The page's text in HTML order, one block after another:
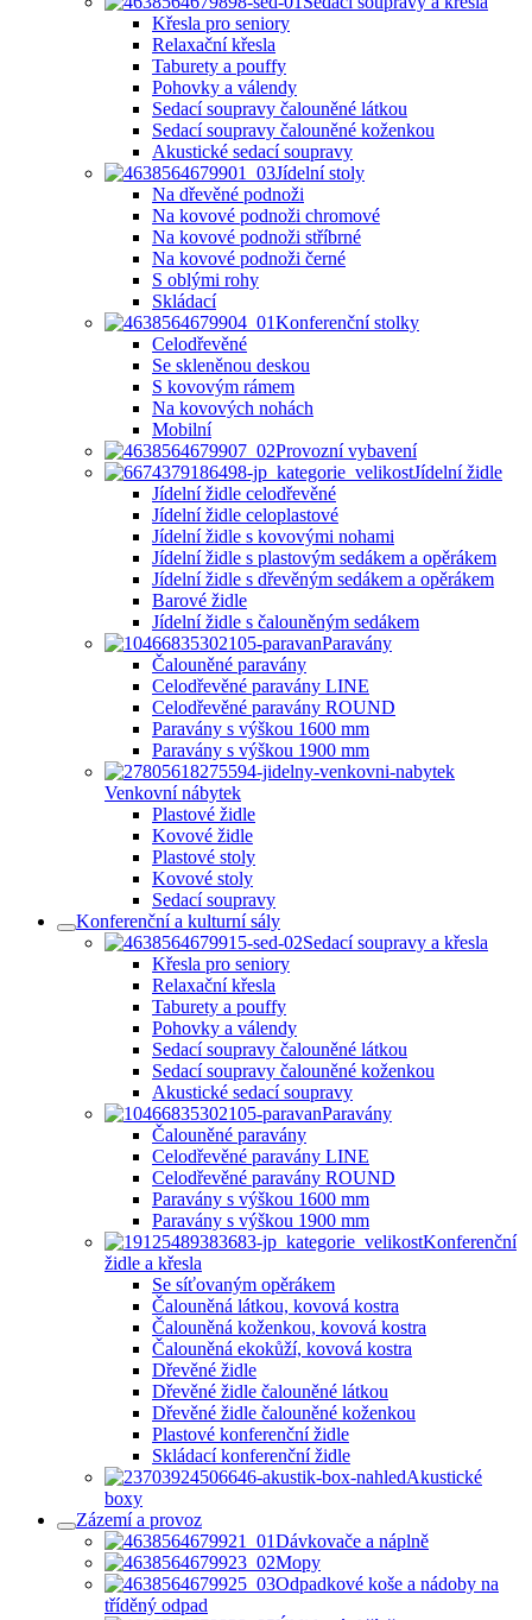
Křesla pro seniory
Relaxační křesla
Taburety a pouffy
Pohovky a válendy
Sedací soupravy čalouněné látkou
Sedací soupravy čalouněné koženkou
Akustické sedací soupravy
Jídelní stoly
Na dřevěné podnoži
Na kovové podnoži chromové
Na kovové podnoži stříbrné
Na kovové podnoži černé
S oblými rohy
Skládací
Konferenční stolky
Celodřevěné
Se skleněnou deskou
S kovovým rámem
Na kovových nohách
Mobilní
Provozní vybavení
Jídelní židle
Jídelní židle celodřevěné
Jídelní židle celoplastové
Jídelní židle s kovovými nohami
Jídelní židle s plastovým sedákem a opěrákem
Jídelní židle s dřevěným sedákem a opěrákem
Barové židle
Jídelní židle s čalouněným sedákem
Paravány
Čalouněné paravány
Celodřevěné paravány LINE
Celodřevěné paravány ROUND
Paravány s výškou 1600 mm
Paravány s výškou 1900 mm
Venkovní nábytek
Plastové židle
Kovové židle
Plastové stoly
Kovové stoly
Sedací soupravy
Konferenční a kulturní sály
Sedací soupravy a křesla
Křesla pro seniory
Relaxační křesla
Taburety a pouffy
Pohovky a válendy
Sedací soupravy čalouněné látkou
Sedací soupravy čalouněné koženkou
Akustické sedací soupravy
Paravány
Čalouněné paravány
Celodřevěné paravány LINE
Celodřevěné paravány ROUND
Paravány s výškou 1600 mm
Paravány s výškou 1900 mm
Konferenční
židle a křesla
Se síťovaným opěrákem
Čalouněná látkou, kovová kostra
Čalouněná koženkou, kovová kostra
Čalouněná ekokůží, kovová kostra
Dřevěné židle
Dřevěné židle čalouněné látkou
Dřevěné židle čalouněné koženkou
Plastové konferenční židle
Skládací konferenční židle
Akustické
boxy
Zázemí a provoz
Dávkovače a náplně
Mopy
Odpadkové koše a nádoby na
tříděný odpad